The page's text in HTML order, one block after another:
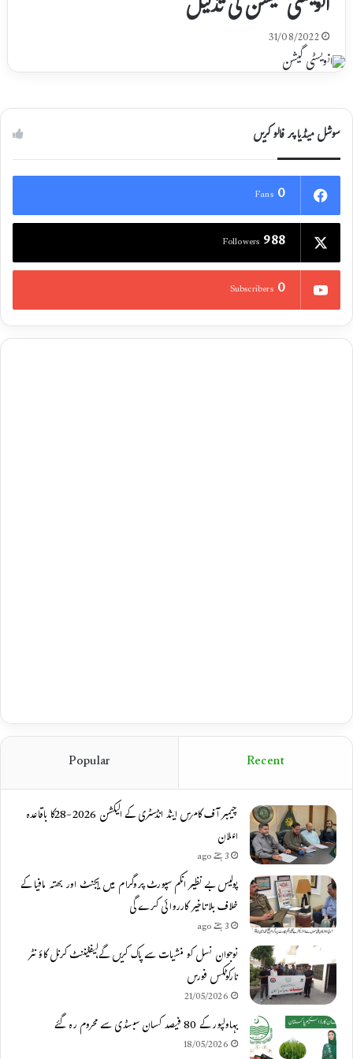
31/08/2022
سوشل میڈیا پر فالو کریں
0
Fans
988
Followers
0
Subscribers
Recent
Popular
چیمبر آف کامرس اینڈ انڈسٹری کے الیکشن 2026-28کا باقاعدہ
اعلان
3 ہفتے ago
پولیس بے نظیر انکم سپورٹ پروگرام میں ایجنٹ اور بھتہ مافیا کے
خلاف بلاتاخیر کارروائی کرے گی
3 ہفتے ago
نوجوان نسل کو منشیات سے پاک کریں گے،لیفٹیننٹ کرنل کاؤنٹر
نارکوٹکس فورس
21/05/2026
بہاولپور کے 80 فیصد کسان سبسڈی سے محروم رہ گئے
18/05/2026